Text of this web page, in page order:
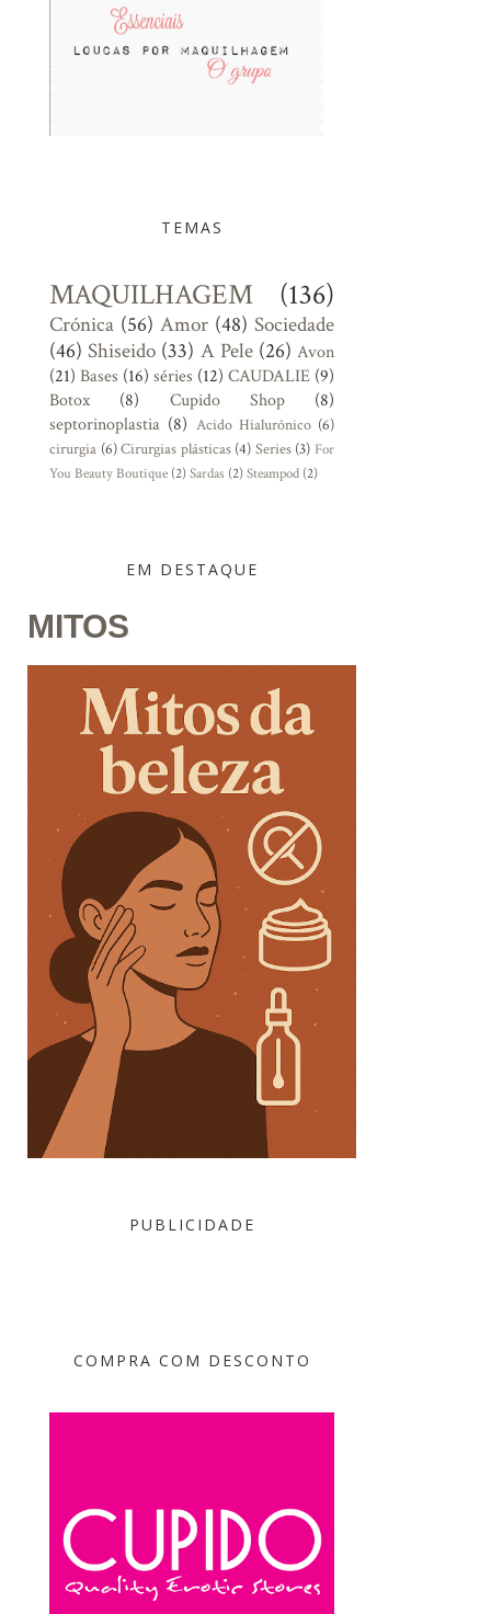
TEMAS
MAQUILHAGEM (136)
Crónica (56) Amor (48) Sociedade
(46) Shiseido (33) A Pele (26) Avon
(21) Bases (16) séries (12) CAUDALIE (9)
Botox
(8) Cupido Shop
(8)
septorinoplastia (8) Acido Hialurónico (6)
cirurgia (6)Cirurgias plásticas (4) Series (3) For
You Beauty Boutique (2)Sardas (2)Steampod (2)
EM DESTAQUE
MITOS
PUBLICIDADE
COMPRA COM DESCONTO